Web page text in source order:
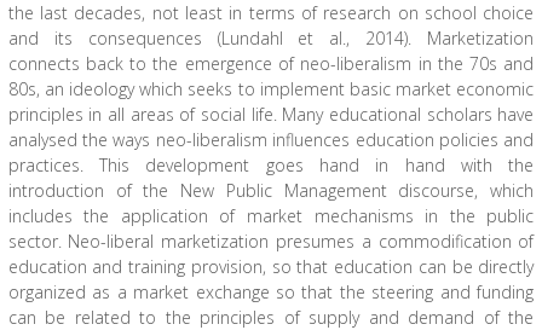
the last decades, not least in terms of research on school choice
and its consequences (Lundahl et al., 2014). Marketization
connects back to the emergence of neo-liberalism in the 70s and
80s, an ideology which seeks to implement basic market economic
principles in all areas of social life. Many educational scholars have
analysed the ways neo-liberalism influences education policies and
practices. This development goes hand in hand with the
introduction of the New Public Management discourse, which
includes the application of market mechanisms in the public
sector. Neo-liberal marketization presumes a commodification of
education and training provision, so that education can be directly
organized as a market exchange so that the steering and funding
can be related to the principles of supply and demand of the